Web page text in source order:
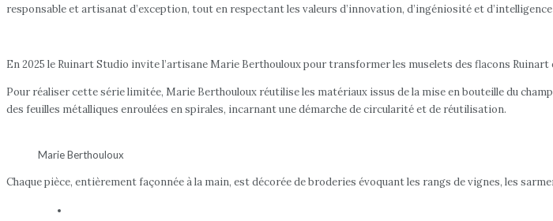
responsable et artisanat d’exception, tout en respectant les valeurs d’innovation, d’ingéniosité et
En 2025 le Ruinart Studio invite l’artisane Marie Berthouloux pour transformer les muselets des flacons
Pour réaliser cette série limitée, Marie Berthouloux réutilise les matériaux issus de la mise en bouteille du
des feuilles métalliques enroulées en spirales, incarnant une démarche de circularité et de réutilisation.
Marie Berthouloux
Chaque pièce, entièrement façonnée à la main, est décorée de broderies évoquant les rangs de vignes, les